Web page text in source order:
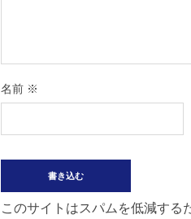
名前 ※
このサイトはスパムを低減する